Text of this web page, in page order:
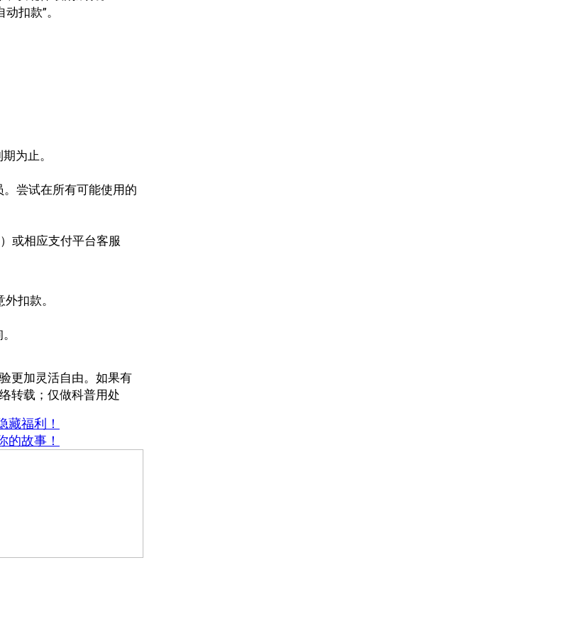
扣款”。
为止。
尝试在所有可能使用的
或相应支付平台客服
扣款。
更加灵活自由。如果有
转载；仅做科普用处
福利！
的故事！